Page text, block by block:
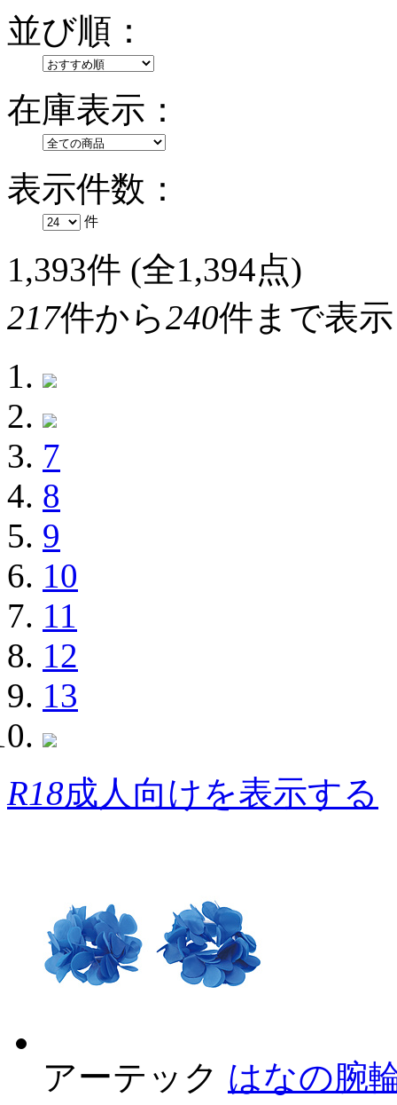
並び順：
在庫表示：
表示件数：
件
1,393件 (全1,394点)
217件から240件まで表示
7
8
9
10
11
12
13
R18成人向けを表示する
アーテック はなの腕